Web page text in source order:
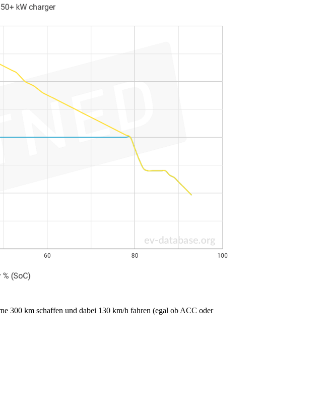
300 km schaffen und dabei 130 km/h fahren (egal ob ACC oder